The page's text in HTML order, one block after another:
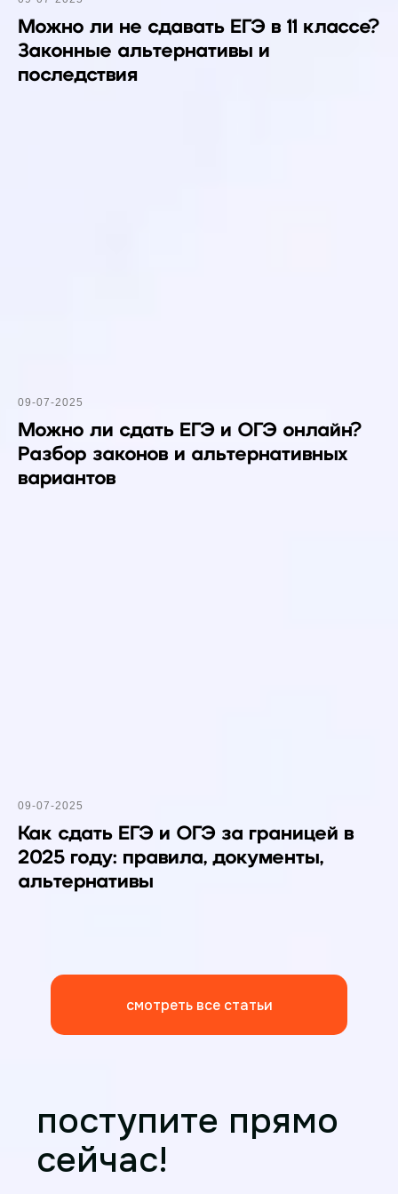
Можно ли не сдавать ЕГЭ в 11 классе?
Законные альтернативы и
последствия
09-07-2025
Можно ли сдать ЕГЭ и ОГЭ онлайн?
Разбор законов и альтернативных
вариантов
09-07-2025
Как сдать ЕГЭ и ОГЭ за границей в
2025 году: правила, документы,
альтернативы
смотреть все статьи
поступите прямо
сейчас!
Синергия в вк